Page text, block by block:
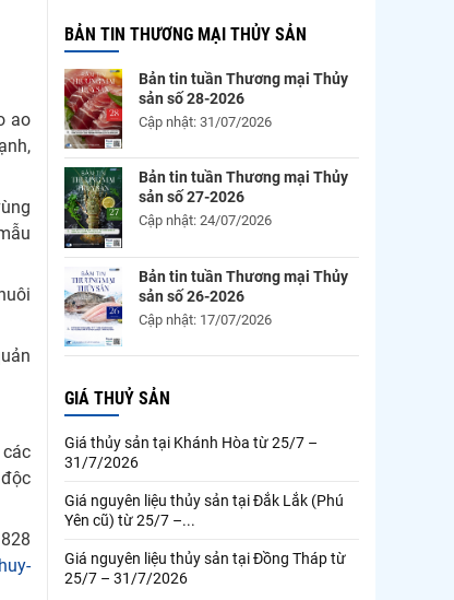
ao
BẢN TIN THƯƠNG MẠI THỦY SẢN
Bản tin tuần Thương mại Thủy
sản số 28-2026
Cập nhật: 31/07/2026
Bản tin tuần Thương mại Thủy
sản số 27-2026
Cập nhật: 24/07/2026
Bản tin tuần Thương mại Thủy
sản số 26-2026
Cập nhật: 17/07/2026
GIÁ THUỶ SẢN
Giá thủy sản tại Khánh Hòa từ 25/7 –
31/7/2026
Giá nguyên liệu thủy sản tại Đắk Lắk (Phú
Yên cũ) từ 25/7 –...
Giá nguyên liệu thủy sản tại Đồng Tháp từ
25/7 – 31/7/2026